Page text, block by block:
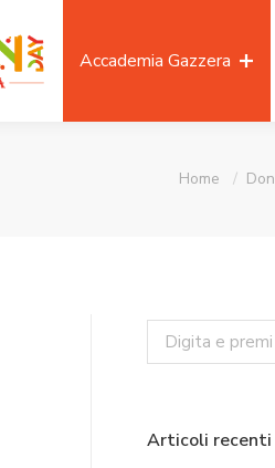
Accademia Gazzera
Tu sei qui:
Home
Articoli recenti